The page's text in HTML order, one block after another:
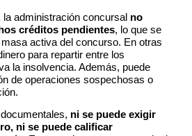
administración concursal no
créditos pendientes, lo que se
activa del concurso. En otras
para repartir entre los
la insolvencia. Además, puede
de operaciones sospechosas o
ni se puede exigir
ni se puede calificar